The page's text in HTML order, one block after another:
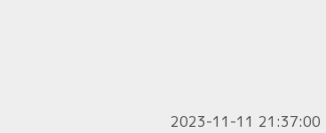
2023-11-11 21:37:00